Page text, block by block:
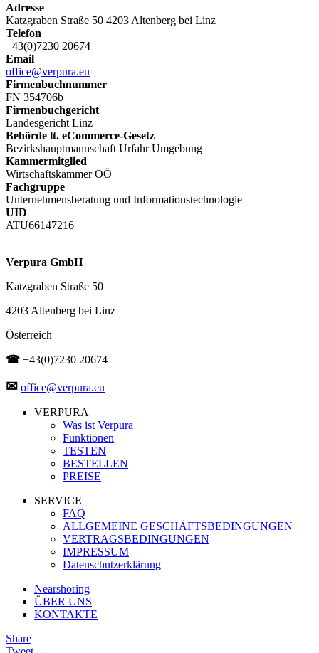
Adresse
Katzgraben Straße 50 4203 Altenberg bei Linz
Telefon
+43(0)7230 20674
Email
office@verpura.eu
Firmenbuchnummer
FN 354706b
Firmenbuchgericht
Landesgericht Linz
Behörde lt. eCommerce-Gesetz
Bezirkshauptmannschaft Urfahr Umgebung
Kammermitglied
Wirtschaftskammer OÖ
Fachgruppe
Unternehmensberatung und Informationstechnologie
UID
ATU66147216
Verpura GmbH
Katzgraben Straße 50
4203 Altenberg bei Linz
Österreich
☎ +43(0)7230 20674
✉ office@verpura.eu
VERPURA
Was ist Verpura
Funktionen
TESTEN
BESTELLEN
PREISE
SERVICE
FAQ
ALLGEMEINE GESCHÄFTSBEDINGUNGEN
VERTRAGSBEDINGUNGEN
IMPRESSUM
Datenschutzerklärung
Nearshoring
ÜBER UNS
KONTAKTE
Share